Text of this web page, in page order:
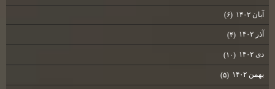
آبان ۱۴۰۲ (۶)
آذر ۱۴۰۲ (۴)
دی ۱۴۰۲ (۱۰)
بهمن ۱۴۰۲ (۵)